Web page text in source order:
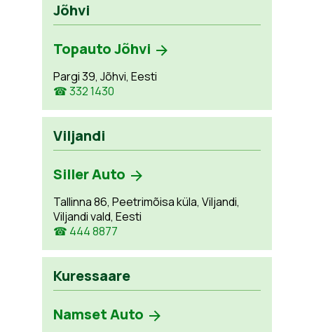
Jõhvi
Topauto Jõhvi
Pargi 39, Jõhvi, Eesti
☎ 332 1430
Viljandi
Siller Auto
Tallinna 86, Peetrimõisa küla, Viljandi,
Viljandi vald, Eesti
☎ 444 8877
Kuressaare
Namset Auto